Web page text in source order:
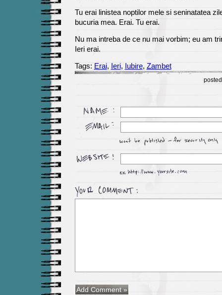
Tu erai linistea noptilor mele si seninatatea
bucuria mea. Erai. Tu erai.
Nu ma intreba de ce nu mai vorbim; eu am
Ieri erai.
Tags: Erai, Ieri, Iubire, Zambet